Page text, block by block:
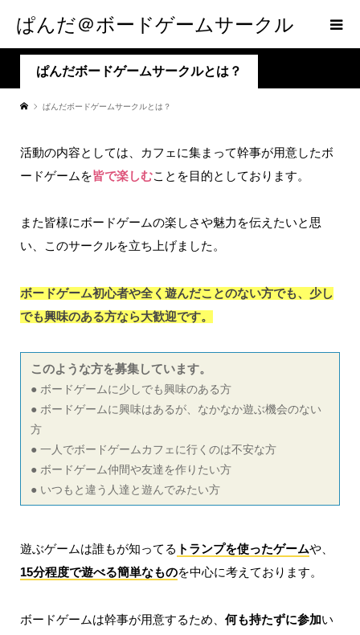
ぱんだ＠ボードゲームサークル
ぱんだボードゲームサークルとは？
ぱんだボードゲームサークルとは？
活動の内容としては、カフェに集まって幹事が用意したボ
ードゲームを皆で楽しむことを目的としております。
また皆様にボードゲームの楽しさや魅力を伝えたいと思
い、このサークルを立ち上げました。
ボードゲーム初心者や全く遊んだことのない方でも、少し
でも興味のある方なら大歓迎です。
このような方を募集しています。
● ボードゲームに少しでも興味のある方
● ボードゲームに興味はあるが、なかなか遊ぶ機会のない
方
● 一人でボードゲームカフェに行くのは不安な方
● ボードゲーム仲間や友達を作りたい方
● いつもと違う人達と遊んでみたい方
遊ぶゲームは誰もが知ってる トランプを使ったゲームや、
15分程度で遊べる簡単なものを中心に考えております。
ボードゲームは幹事が用意するため、 何も持たずに参加い